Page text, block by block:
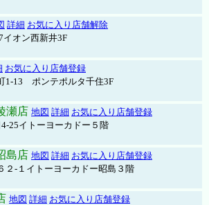
詳細 お気に入り店舗解除
イオン西新井3F
お気に入り店舗登録
1-13 ポンテポルタ千住3F
瀬店 地図 詳細 お気に入り店舗登録
25イトーヨーカドー５階
島店 地図 詳細 お気に入り店舗登録
２-１イトーヨーカドー昭島３階
地図 詳細 お気に入り店舗登録